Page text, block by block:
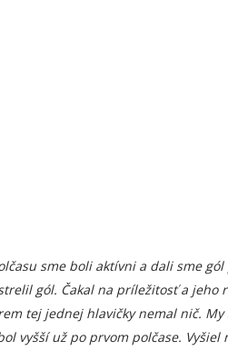
sme boli aktívni a dali sme gól
gól. Čakal na príležitosť a jeho
tej jednej hlavičky nemal nič.
vyšší už po prvom polčase. Vyšiel